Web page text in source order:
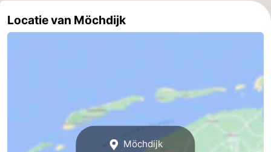
Musea
-
Uitkijkpunten
Attracties
Locatie van Möchdijk
Möchdijk